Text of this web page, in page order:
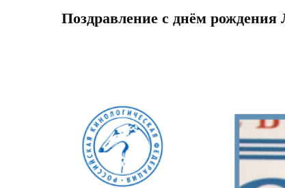
Поздравление с днём рождения
Image